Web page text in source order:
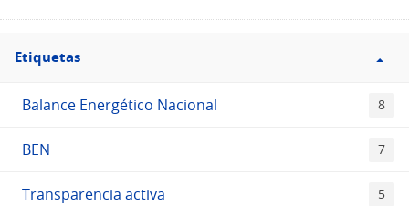
Filtro
Etiquetas
Etiquetas
Balance Energético Nacional 8
BEN 7
Transparencia activa 5